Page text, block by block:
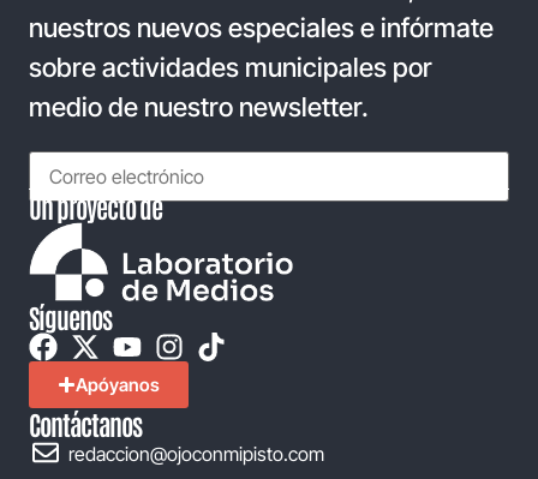
nuestros nuevos especiales e infórmate
sobre actividades municipales por
medio de nuestro newsletter.
Un proyecto de
Síguenos
Apóyanos
Contáctanos
redaccion@ojoconmipisto.com